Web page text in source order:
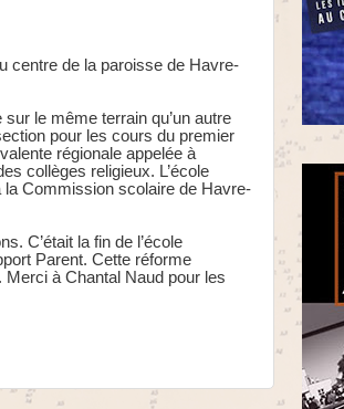
centre de la paroisse de Havre-
le même terrain qu’un autre
pour les cours du premier
régionale appelée à
collèges religieux. L’école
la Commission scolaire de Havre-
C’était la fin de l’école
Parent. Cette réforme
Merci à Chantal Naud pour les